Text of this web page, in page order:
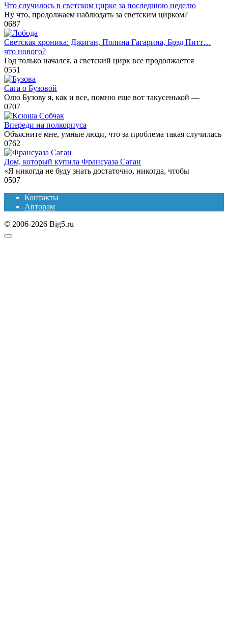
Что случилось в светском цирке за последнюю неделю
Ну что, продолжаем наблюдать за светским цирком?
0687
Светская хроника: Джиган, Полина Гагарина, Брэд Питт…
что нового?
Год только начался, а светский цирк все продолжается
0551
Сага о Бузовой
Олю Бузову я, как и все, помню еще вот такусенькой —
0707
Впереди на полкорпуса
Объясните мне, умные люди, что за проблема такая случилась
0762
Дом, который купила Франсуаза Саган
«Я никогда не буду знать достаточно, никогда, чтобы
0507
Контакты
Авторам
© 2006-2026 Big5.ru